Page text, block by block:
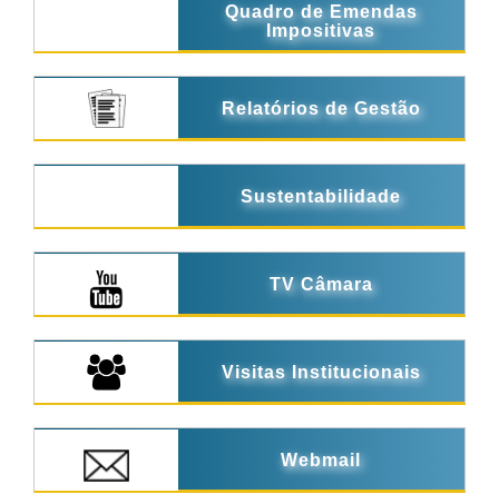
Quadro de Emendas
Impositivas
Relatórios de Gestão
Sustentabilidade
TV Câmara
Visitas Institucionais
Webmail